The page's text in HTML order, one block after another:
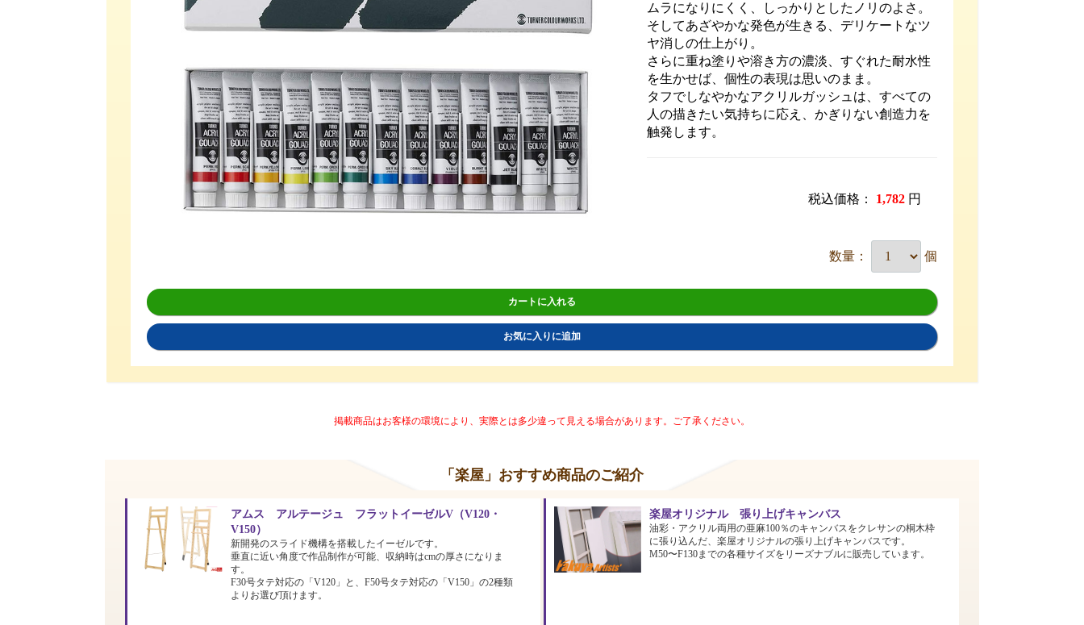
ムラになりにくく、しっかりとしたノリのよさ。
そしてあざやかな発色が生きる、デリケートなツ
ヤ消しの仕上がり。
さらに重ね塗りや溶き方の濃淡、すぐれた耐水性
を生かせば、個性の表現は思いのまま。
タフでしなやかなアクリルガッシュは、すべての
人の描きたい気持ちに応え、かぎりない創造力を
触発します。
税込価格： 1,782 円
数量： 個
カートに入れる
お気に入りに追加
掲載商品はお客様の環境により、実際とは多少違って見える場合があります。ご了承ください。
「楽屋」おすすめ商品のご紹介
アムス アルテージュ フラットイーゼルV（V120・
V150）
新開発のスライド機構を搭載したイーゼルです。
垂直に近い角度で作品制作が可能、収納時はcmの厚さになりま
す。
F30号タテ対応の「V120」と、F50号タテ対応の「V150」の2種類
よりお選び頂けます。
楽屋オリジナル 張り上げキャンバス
油彩・アクリル両用の亜麻100％のキャンバスをクレサンの桐木枠
に張り込んだ、楽屋オリジナルの張り上げキャンバスです。
M50〜F130までの各種サイズをリーズナブルに販売しています。